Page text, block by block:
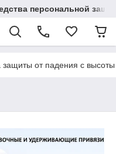
персональной
защиты от падения с высоты